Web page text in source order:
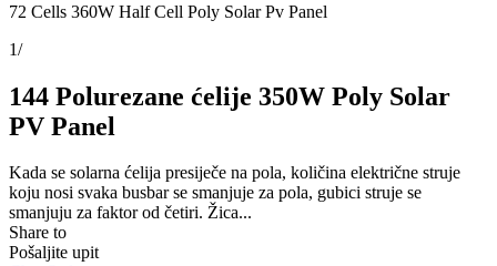
72 Cells 360W Half Cell Poly Solar Pv Panel
1/
144 Polurezane ćelije 350W Poly Solar
PV Panel
Kada se solarna ćelija presiječe na pola, količina električne struje
koju nosi svaka busbar se smanjuje za pola, gubici struje se
smanjuju za faktor od četiri. Žica...
Share to
Pošaljite upit